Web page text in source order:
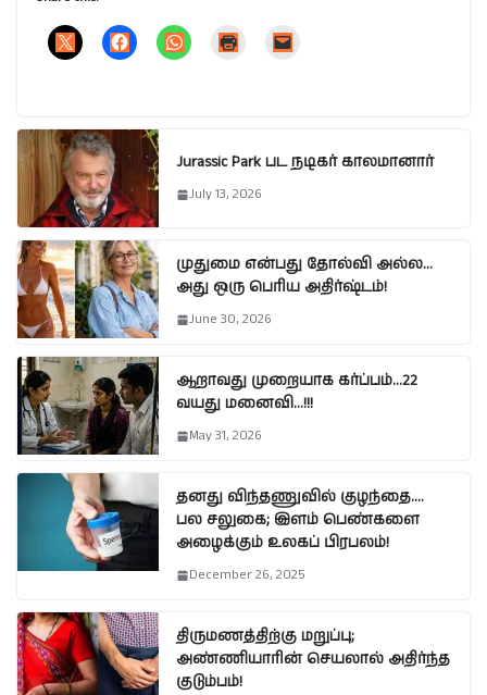
Jurassic Park பட நடிகர் காலமானார்
July 13, 2026
முதுமை என்பது தோல்வி அல்ல…
அது ஒரு பெரிய அதிர்ஷ்டம்!
June 30, 2026
ஆறாவது முறையாக கர்ப்பம்…22
வயது மனைவி…!!!
May 31, 2026
தனது விந்தணுவில் குழந்தை….
பல சலுகை; இளம் பெண்களை
அழைக்கும் உலகப் பிரபலம்!
December 26, 2025
திருமணத்திற்கு மறுப்பு;
அண்ணியாரின் செயலால் அதிர்ந்த
குடும்பம்!